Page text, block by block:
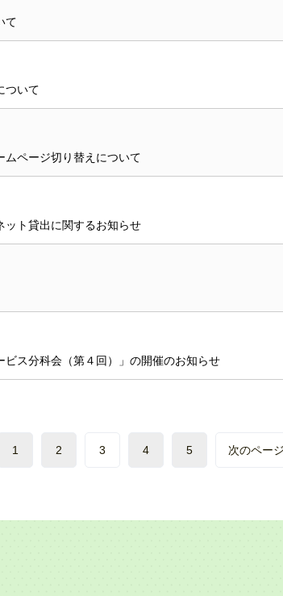
て
ついて
ページ切り替えについて
ト貸出に関するお知らせ
ス分科会（第４回）」の開催のお知らせ
1 2 3 4 5 次のペー